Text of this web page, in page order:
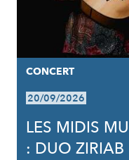
CONCERT
20/09/2026
LES MIDIS
: DUO ZIRIAB